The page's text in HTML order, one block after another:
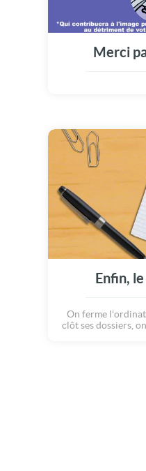
Merci
Enfin,
On ferme
clôt ses dossiers,